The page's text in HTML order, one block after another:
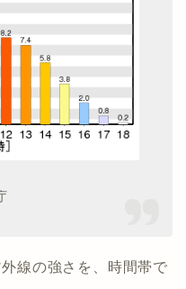
線の強さを、時間帯で